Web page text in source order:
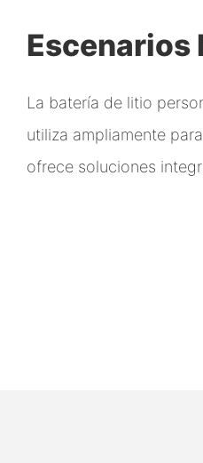
Escenarios
La batería de litio
utiliza ampliamente
ofrece soluciones